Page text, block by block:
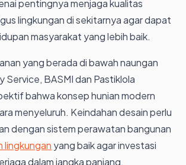
pentingnya menjaga kualitas
lingkungan di sekitarnya agar dapat
masyarakat yang lebih baik.
yang berada di bawah naungan
Service, BASMI dan Pastiklola
bahwa konsep hunian modern
menyeluruh. Keindahan desain perlu
dengan sistem perawatan bangunan
lingkungan yang baik agar investasi
dalam jangka panjang.